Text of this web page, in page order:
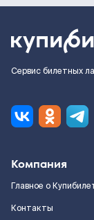
Сервис билетных
Компания
Главное о
Контакты